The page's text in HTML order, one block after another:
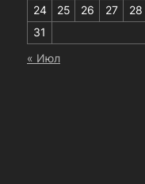
24
25 26 27 28
31
« Июл